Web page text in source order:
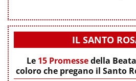
IL SANTO
Le 15 Promessedella
coloro che pregano il Santo